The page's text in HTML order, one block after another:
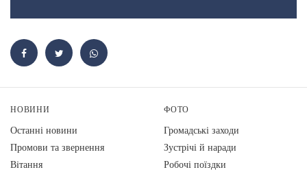
НОВИНИ
Останні новини
Промови та звернення
Вiтання
ФОТО
Громадські заходи
Зустрічі й наради
Робочі поїздки